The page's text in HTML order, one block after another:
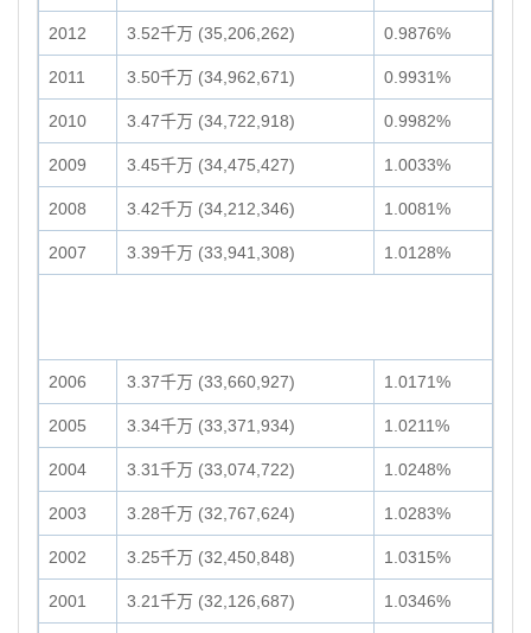
2012 3.52千万 (35,206,262) 0.9876%
2011 3.50千万 (34,962,671) 0.9931%
2010 3.47千万 (34,722,918) 0.9982%
2009 3.45千万 (34,475,427) 1.0033%
2008 3.42千万 (34,212,346) 1.0081%
2007 3.39千万 (33,941,308) 1.0128%
2006 3.37千万 (33,660,927) 1.0171%
2005 3.34千万 (33,371,934) 1.0211%
2004 3.31千万 (33,074,722) 1.0248%
2003 3.28千万 (32,767,624) 1.0283%
2002 3.25千万 (32,450,848) 1.0315%
2001 3.21千万 (32,126,687) 1.0346%